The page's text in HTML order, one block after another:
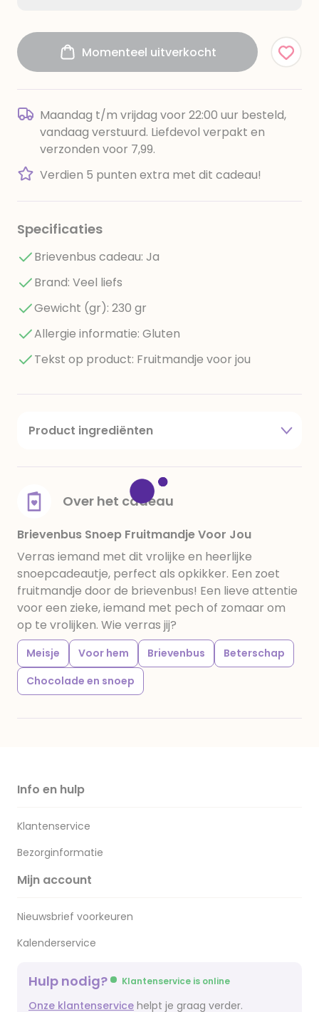
Momenteel uitverkocht
Maandag t/m vrijdag voor 22:00 uur besteld,
vandaag verstuurd. Liefdevol verpakt en
verzonden voor 7,99.
Verdien 5 punten extra met dit cadeau!
Specificaties
Brievenbus cadeau: Ja
Brand: Veel liefs
Gewicht (gr): 230 gr
Allergie informatie: Gluten
Tekst op product: Fruitmandje voor jou
Product ingrediënten
zetmeel, gemodificeerd aardappelzetmeel,
zuurteregelaars (E270, E296, E330), pectine,
glansmiddelen (glycerolmonostearaat
(zonnebloem, E471), plantaardige olie (kokosnoot,
karitè, palm, E901, E903)), kunstmatige smaakstof
en kleurstoffen (E100, E129, E132, E133, E150c, E160a,
Over het cadeau
Brievenbus Snoep Fruitmandje Voor Jou
Verras iemand met dit vrolijke en heerlijke
snoepcadeautje, perfect als opkikker. Een zoet
fruitmandje door de brievenbus! Een lieve attentie
voor een zieke, iemand met pech of zomaar om
op te vrolijken. Wie verras jij?
Meisje Voor hem Brievenbus
Beterschap
Chocolade en snoep
Info en hulp
Klantenservice
Bezorginformatie
Mijn account
Nieuwsbrief voorkeuren
Kalenderservice
Hulp nodig? Klantenservice is online
Onze klantenservice helpt je graag verder.